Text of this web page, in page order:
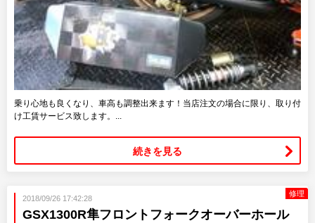
乗り心地も良くなり、車高も調整出来ます！当店注文の場合に限り、取り付
け工賃サービス致します。...
続きを見る
修理
2018/09/26 17:42:28
GSX1300R隼フロントフォークオーバーホール